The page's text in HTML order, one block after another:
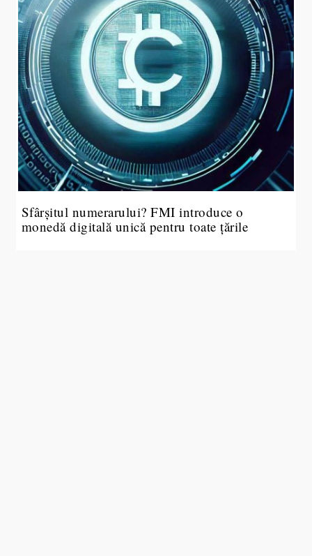
Sfârșitul numerarului? FMI introduce o
monedă digitală unică pentru toate țările